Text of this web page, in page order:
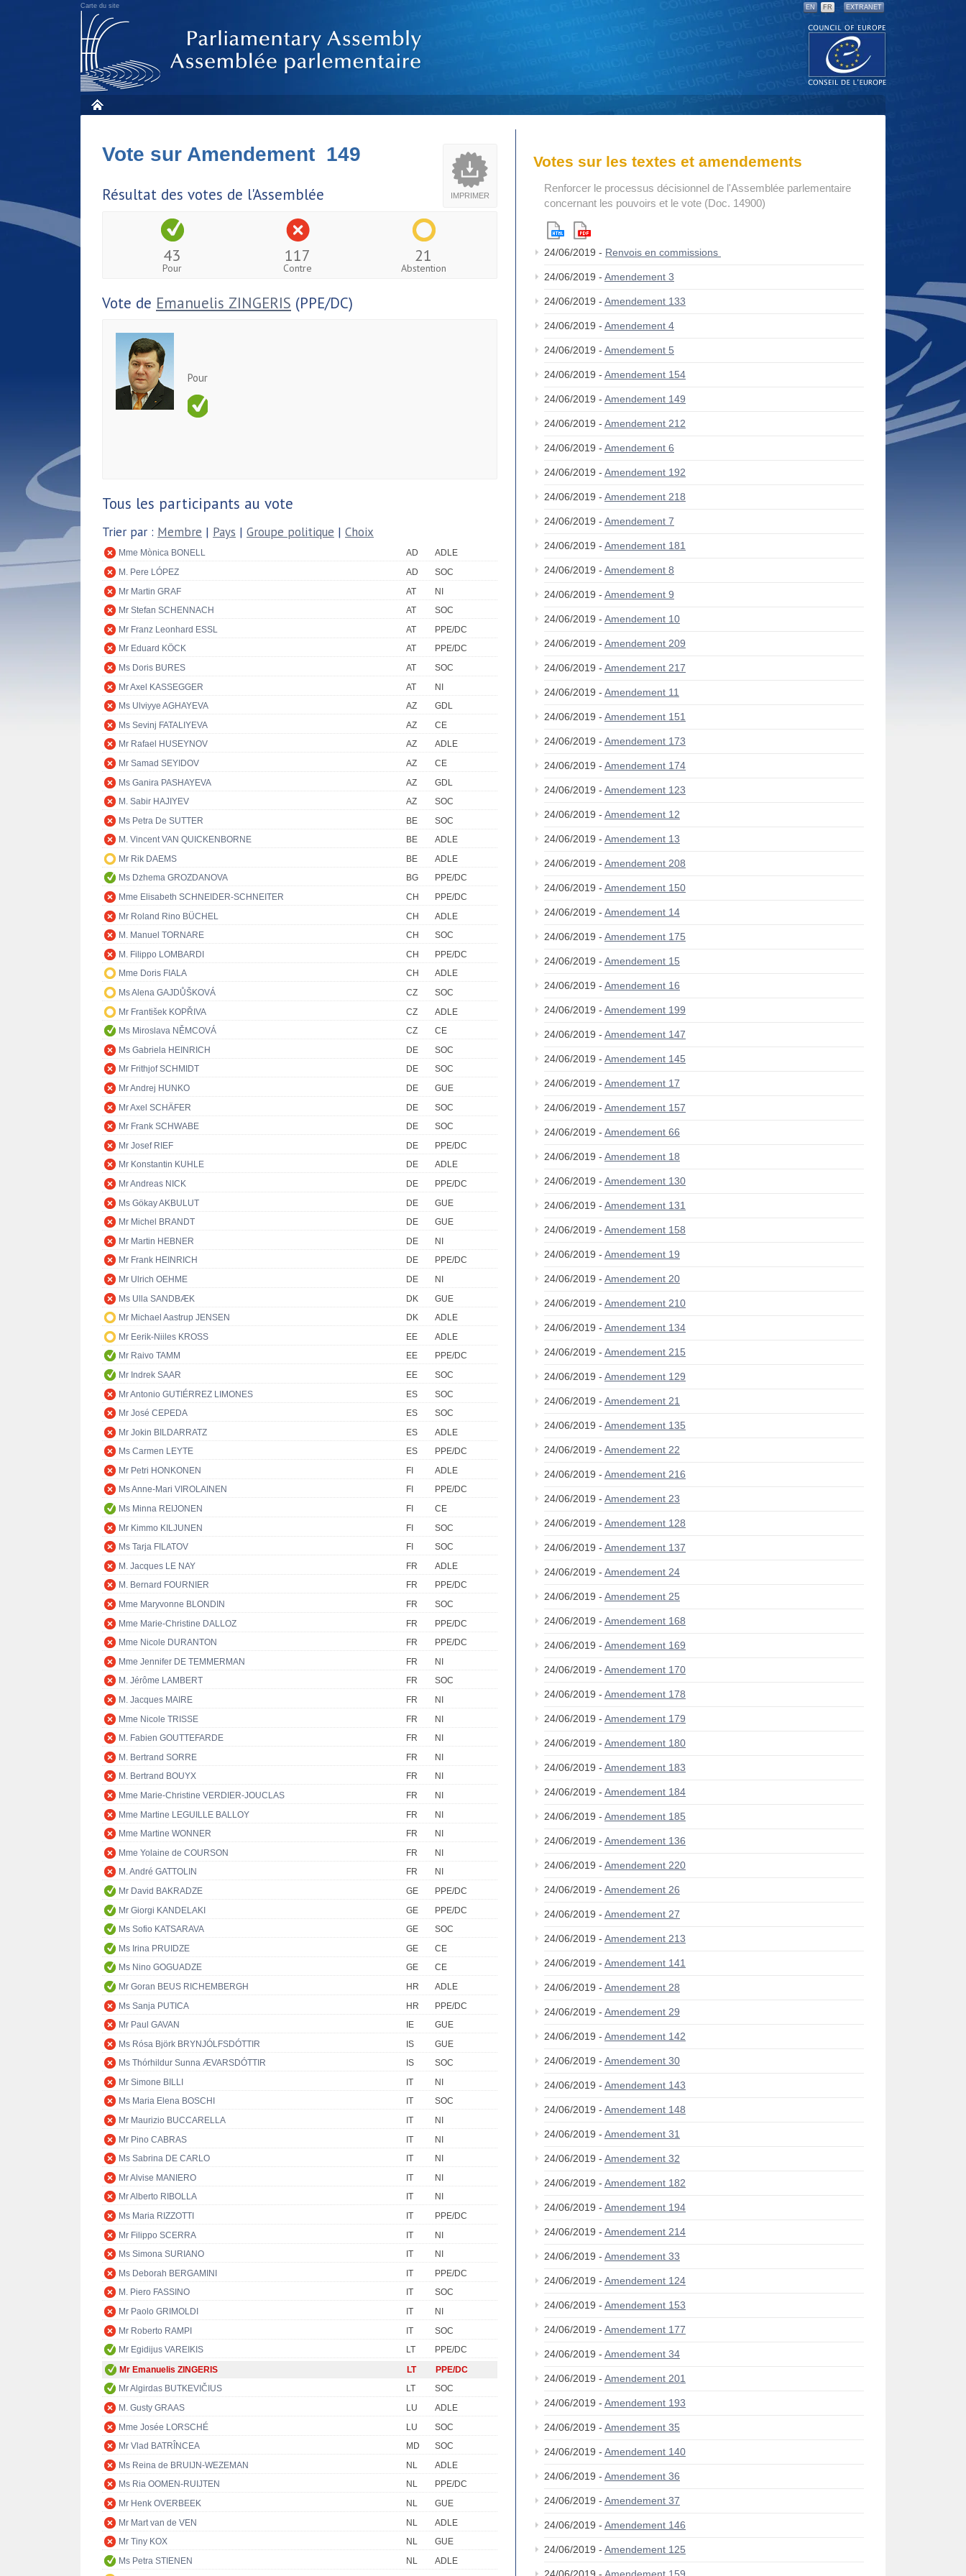
Carte du site EN FR EXTRANET
IMPRIMER
Vote sur Amendement 149
Résultat des votes de l'Assemblée
43
Pour
117
Contre
21
Abstention
Vote de Emanuelis ZINGERIS (PPE/DC)
Pour
Tous les participants au vote
Trier par : Membre | Pays | Groupe politique | Choix
Mme Mònica BONELL AD
ADLE
M. Pere LÓPEZ
AD
SOC
Mr Martin GRAF
AT
NI
Mr Stefan SCHENNACH
AT
SOC
Mr Franz Leonhard ESSL
AT
PPE/DC
Mr Eduard KÖCK
AT
PPE/DC
Ms Doris BURES
AT
SOC
Mr Axel KASSEGGER
AT
NI
Ms Ulviyye AGHAYEVA
AZ
GDL
Ms Sevinj FATALIYEVA
AZ
CE
Mr Rafael HUSEYNOV
AZ
ADLE
Mr Samad SEYIDOV
AZ
CE
Ms Ganira PASHAYEVA
AZ
GDL
M. Sabir HAJIYEV
AZ
SOC
Ms Petra De SUTTER
BE
SOC
M. Vincent VAN QUICKENBORNE
BE
ADLE
Mr Rik DAEMS
BE
ADLE
Ms Dzhema GROZDANOVA
BG
PPE/DC
Mme Elisabeth SCHNEIDER-SCHNEITER
CH
PPE/DC
Mr Roland Rino BÜCHEL
CH
ADLE
M. Manuel TORNARE
CH
SOC
M. Filippo LOMBARDI
CH
PPE/DC
Mme Doris FIALA
CH
ADLE
Ms Alena GAJDŮŠKOVÁ
CZ
SOC
Mr František KOPŘIVA
CZ
ADLE
Ms Miroslava NĚMCOVÁ
CZ
CE
Ms Gabriela HEINRICH
DE
SOC
Mr Frithjof SCHMIDT
DE
SOC
Mr Andrej HUNKO
DE
GUE
Mr Axel SCHÄFER
DE
SOC
Mr Frank SCHWABE
DE
SOC
Mr Josef RIEF
DE
PPE/DC
Mr Konstantin KUHLE
DE
ADLE
Mr Andreas NICK
DE
PPE/DC
Ms Gökay AKBULUT
DE
GUE
Mr Michel BRANDT
DE
GUE
Mr Martin HEBNER
DE
NI
Mr Frank HEINRICH
DE
PPE/DC
Mr Ulrich OEHME
DE
NI
Ms Ulla SANDBÆK
DK
GUE
Mr Michael Aastrup JENSEN
DK
ADLE
Mr Eerik-Niiles KROSS
EE
ADLE
Mr Raivo TAMM
EE
PPE/DC
Mr Indrek SAAR
EE
SOC
Mr Antonio GUTIÉRREZ LIMONES
ES
SOC
Mr José CEPEDA
ES
SOC
Mr Jokin BILDARRATZ
ES
ADLE
Ms Carmen LEYTE
ES
PPE/DC
Mr Petri HONKONEN
FI
ADLE
Ms Anne-Mari VIROLAINEN
FI
PPE/DC
Ms Minna REIJONEN
FI
CE
Mr Kimmo KILJUNEN
FI
SOC
Ms Tarja FILATOV
FI
SOC
M. Jacques LE NAY
FR
ADLE
M. Bernard FOURNIER
FR
PPE/DC
Mme Maryvonne BLONDIN
FR
SOC
Mme Marie-Christine DALLOZ
FR
PPE/DC
Mme Nicole DURANTON
FR
PPE/DC
Mme Jennifer DE TEMMERMAN
FR
NI
M. Jérôme LAMBERT
FR
SOC
M. Jacques MAIRE
FR
NI
Mme Nicole TRISSE
FR
NI
M. Fabien GOUTTEFARDE
FR
NI
M. Bertrand SORRE
FR
NI
M. Bertrand BOUYX
FR
NI
Mme Marie-Christine VERDIER-JOUCLAS
FR
NI
Mme Martine LEGUILLE BALLOY
FR
NI
Mme Martine WONNER
FR
NI
Mme Yolaine de COURSON
FR
NI
M. André GATTOLIN
FR
NI
Mr David BAKRADZE
GE
PPE/DC
Mr Giorgi KANDELAKI
GE
PPE/DC
Ms Sofio KATSARAVA
GE
SOC
Ms Irina PRUIDZE
GE
CE
Ms Nino GOGUADZE
GE
CE
Mr Goran BEUS RICHEMBERGH
HR
ADLE
Ms Sanja PUTICA
HR
PPE/DC
Mr Paul GAVAN
IE
GUE
Ms Rósa Björk BRYNJÓLFSDÓTTIR
IS
GUE
Ms Thórhildur Sunna ÆVARSDÓTTIR
IS
SOC
Mr Simone BILLI
IT
NI
Ms Maria Elena BOSCHI
IT
SOC
Mr Maurizio BUCCARELLA
IT
NI
Mr Pino CABRAS
IT
NI
Ms Sabrina DE CARLO
IT
NI
Mr Alvise MANIERO
IT
NI
Mr Alberto RIBOLLA
IT
NI
Ms Maria RIZZOTTI
IT
PPE/DC
Mr Filippo SCERRA
IT
NI
Ms Simona SURIANO
IT
NI
Ms Deborah BERGAMINI
IT
PPE/DC
M. Piero FASSINO
IT
SOC
Mr Paolo GRIMOLDI
IT
NI
Mr Roberto RAMPI
IT
SOC
Mr Egidijus VAREIKIS
LT
PPE/DC
Mr Emanuelis ZINGERIS
LT
PPE/DC
Mr Algirdas BUTKEVIČIUS
LT
SOC
M. Gusty GRAAS
LU
ADLE
Mme Josée LORSCHÉ
LU
SOC
Mr Vlad BATRÎNCEA
MD
SOC
Ms Reina de BRUIJN-WEZEMAN
NL
ADLE
Ms Ria OOMEN-RUIJTEN
NL
PPE/DC
Mr Henk OVERBEEK
NL
GUE
Mr Mart van de VEN
NL
ADLE
Mr Tiny KOX
NL
GUE
Ms Petra STIENEN
NL
ADLE
Votes sur les textes et amendements
Renforcer le processus décisionnel de l'Assemblée parlementaire
concernant les pouvoirs et le vote (Doc. 14900)
24/06/2019 - Renvois en commissions
24/06/2019 - Amendement 3
24/06/2019 - Amendement 133
24/06/2019 - Amendement 4
24/06/2019 - Amendement 5
24/06/2019 - Amendement 154
24/06/2019 - Amendement 149
24/06/2019 - Amendement 212
24/06/2019 - Amendement 6
24/06/2019 - Amendement 192
24/06/2019 - Amendement 218
24/06/2019 - Amendement 7
24/06/2019 - Amendement 181
24/06/2019 - Amendement 8
24/06/2019 - Amendement 9
24/06/2019 - Amendement 10
24/06/2019 - Amendement 209
24/06/2019 - Amendement 217
24/06/2019 - Amendement 11
24/06/2019 - Amendement 151
24/06/2019 - Amendement 173
24/06/2019 - Amendement 174
24/06/2019 - Amendement 123
24/06/2019 - Amendement 12
24/06/2019 - Amendement 13
24/06/2019 - Amendement 208
24/06/2019 - Amendement 150
24/06/2019 - Amendement 14
24/06/2019 - Amendement 175
24/06/2019 - Amendement 15
24/06/2019 - Amendement 16
24/06/2019 - Amendement 199
24/06/2019 - Amendement 147
24/06/2019 - Amendement 145
24/06/2019 - Amendement 17
24/06/2019 - Amendement 157
24/06/2019 - Amendement 66
24/06/2019 - Amendement 18
24/06/2019 - Amendement 130
24/06/2019 - Amendement 131
24/06/2019 - Amendement 158
24/06/2019 - Amendement 19
24/06/2019 - Amendement 20
24/06/2019 - Amendement 210
24/06/2019 - Amendement 134
24/06/2019 - Amendement 215
24/06/2019 - Amendement 129
24/06/2019 - Amendement 21
24/06/2019 - Amendement 135
24/06/2019 - Amendement 22
24/06/2019 - Amendement 216
24/06/2019 - Amendement 23
24/06/2019 - Amendement 128
24/06/2019 - Amendement 137
24/06/2019 - Amendement 24
24/06/2019 - Amendement 25
24/06/2019 - Amendement 168
24/06/2019 - Amendement 169
24/06/2019 - Amendement 170
24/06/2019 - Amendement 178
24/06/2019 - Amendement 179
24/06/2019 - Amendement 180
24/06/2019 - Amendement 183
24/06/2019 - Amendement 184
24/06/2019 - Amendement 185
24/06/2019 - Amendement 136
24/06/2019 - Amendement 220
24/06/2019 - Amendement 26
24/06/2019 - Amendement 27
24/06/2019 - Amendement 213
24/06/2019 - Amendement 141
24/06/2019 - Amendement 28
24/06/2019 - Amendement 29
24/06/2019 - Amendement 142
24/06/2019 - Amendement 30
24/06/2019 - Amendement 143
24/06/2019 - Amendement 148
24/06/2019 - Amendement 31
24/06/2019 - Amendement 32
24/06/2019 - Amendement 182
24/06/2019 - Amendement 194
24/06/2019 - Amendement 214
24/06/2019 - Amendement 33
24/06/2019 - Amendement 124
24/06/2019 - Amendement 153
24/06/2019 - Amendement 177
24/06/2019 - Amendement 34
24/06/2019 - Amendement 201
24/06/2019 - Amendement 193
24/06/2019 - Amendement 35
24/06/2019 - Amendement 140
24/06/2019 - Amendement 36
24/06/2019 - Amendement 37
24/06/2019 - Amendement 146
24/06/2019 - Amendement 125